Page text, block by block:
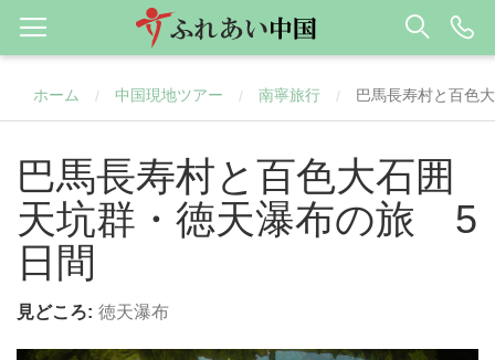
ホーム / 中国現地ツアー / 南寧旅行 / 巴馬長寿村と百色
巴馬長寿村と百色大石囲
天坑群・徳天瀑布の旅 5
日間
見どころ: 徳天瀑布